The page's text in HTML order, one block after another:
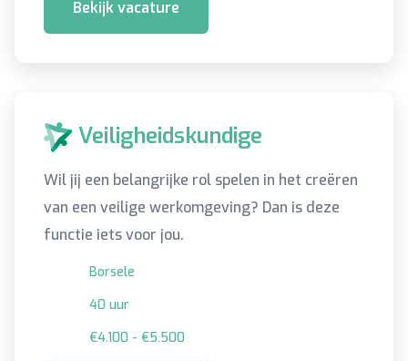
Bekijk vacature
Veiligheidskundige
Wil jij een belangrijke rol spelen in het creëren
van een veilige werkomgeving? Dan is deze
functie iets voor jou.
Borsele
40 uur
€4.100 - €5.500